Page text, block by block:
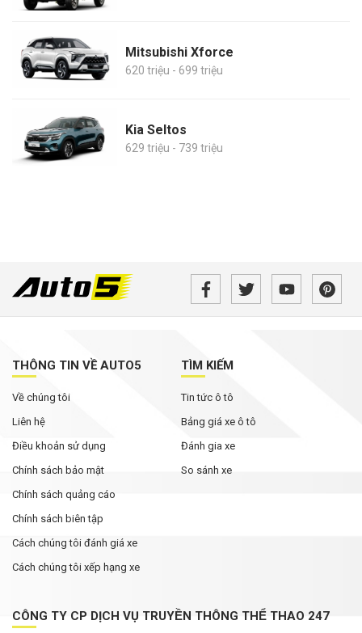
Mitsubishi Xforce
620 triệu - 699 triệu
Kia Seltos
629 triệu - 739 triệu
THÔNG TIN VỀ AUTO5
Về chúng tôi
Liên hệ
Điều khoản sử dụng
Chính sách bảo mật
Chính sách quảng cáo
Chính sách biên tập
Cách chúng tôi đánh giá xe
Cách chúng tôi xếp hạng xe
TÌM KIẾM
Tin tức ô tô
Bảng giá xe ô tô
Đánh gia xe
So sánh xe
CÔNG TY CP DỊCH VỤ TRUYỀN THÔNG THỂ THAO 247